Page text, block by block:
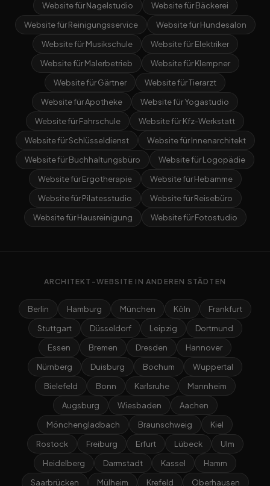
Website für Nagelstudio
Website für Bäckerei
Website für Reinigungsservice
Website für Hundesalon
Website für Musikschule
Website für Elektriker
Website für Malerbetrieb
Website für Klempner
Website für Gärtner
Website für Tierarzt
Website für Apotheke
Website für Yogastudio
Website für Fahrschule
Website für Kfz-Werkstatt
Website für Schlüsseldienst
Website für Innenarchitekt
Website für Buchhaltungsbüro
Website für Logopädie
Website für Ergotherapie
Website für Hebamme
Website für Pilatesstudio
Website für Reisebüro
Website für Hausreinigung
Website für Fotostudio
ARCHITEKT-WEBSITE IN ANDEREN STÄDTEN
Berlin Hamburg München Köln
Frankfurt
Stuttgart
Düsseldorf Leipzig
Dortmund
Essen
Bremen Dresden
Hannover
Nürnberg
Duisburg Bochum
Wuppertal
Bielefeld
Bonn Karlsruhe
Mannheim
Augsburg
Wiesbaden
Aachen
Mönchengladbach
Braunschweig
Kiel
Rostock
Freiburg Erfurt Lübeck
Ulm
Heidelberg
Darmstadt Kassel
Hamm
Saarbrücken
Mülheim Krefeld Oberhausen